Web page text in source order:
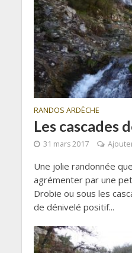
RANDOS ARDÈCHE
Les cascades
31 mars 2017
Une jolie randonnée
agrémenter par une
Drobie ou sous les
de dénivelé positif...